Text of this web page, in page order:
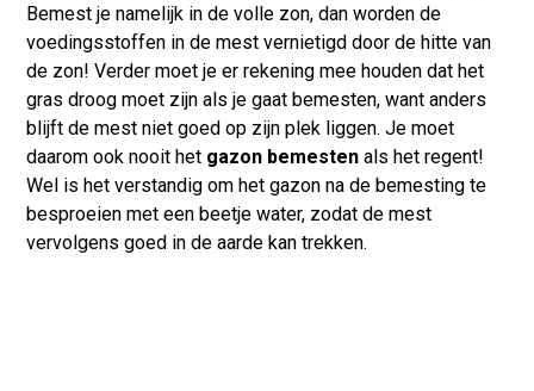
Bemest je namelijk in de volle zon, dan worden de
voedingsstoffen in de mest vernietigd door de hitte van
de zon! Verder moet je er rekening mee houden dat het
gras droog moet zijn als je gaat bemesten, want anders
blijft de mest niet goed op zijn plek liggen. Je moet
daarom ook nooit het gazon bemesten als het regent!
Wel is het verstandig om het gazon na de bemesting te
besproeien met een beetje water, zodat de mest
vervolgens goed in de aarde kan trekken.